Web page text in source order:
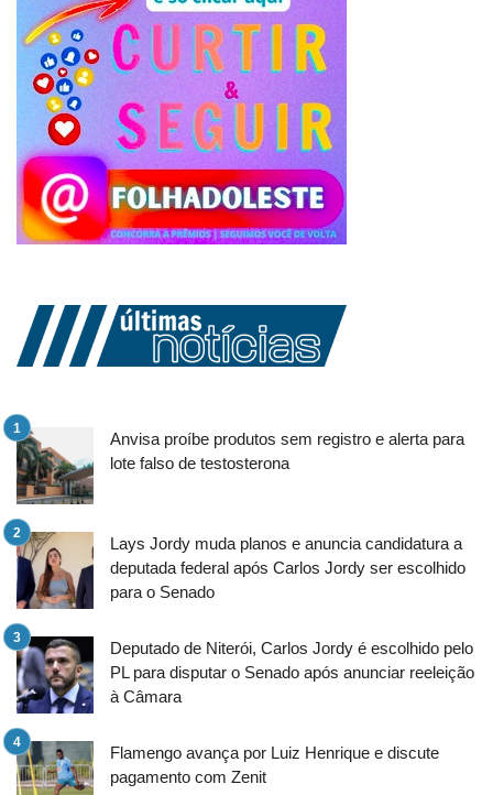
Anvisa proíbe produtos sem registro e alerta para
lote falso de testosterona
Lays Jordy muda planos e anuncia candidatura a
deputada federal após Carlos Jordy ser escolhido
para o Senado
Deputado de Niterói, Carlos Jordy é escolhido pelo
PL para disputar o Senado após anunciar reeleição
à Câmara
Flamengo avança por Luiz Henrique e discute
pagamento com Zenit